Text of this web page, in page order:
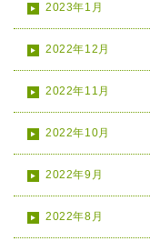
2023年1月
2022年12月
2022年11月
2022年10月
2022年9月
2022年8月